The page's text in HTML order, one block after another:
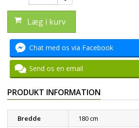
Læg i kurv
Chat med os via Facebook
Send os en email
PRODUKT INFORMATION
Bredde
180 cm